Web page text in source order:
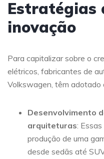
Estratégias
inovação
Para capitalizar sobre o
elétricos, fabricantes de
Volkswagen, têm
Desenvolvimento
arquiteturas:
produção de uma
desde sedãs até